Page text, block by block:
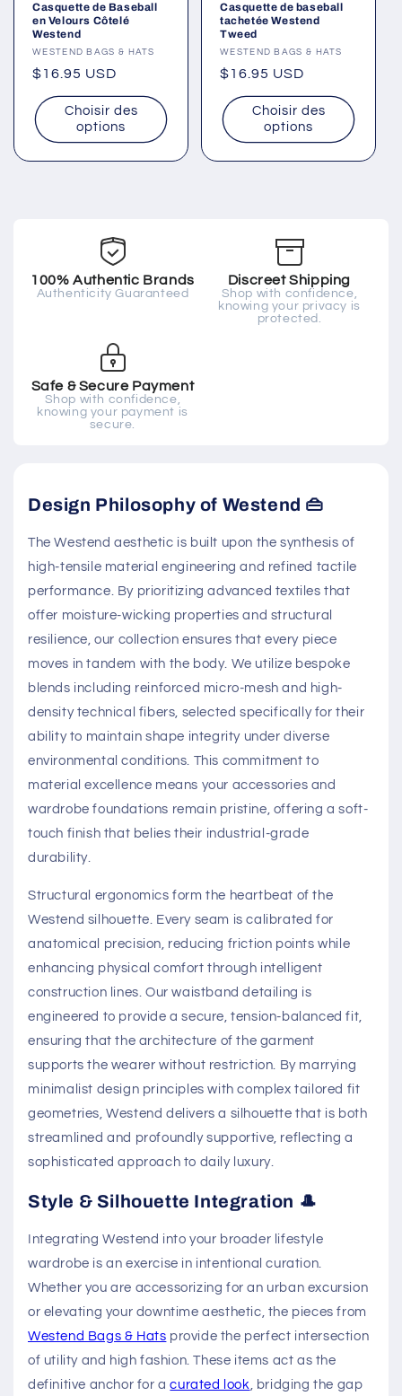
Casquette de Baseball
en Velours Côtelé
Westend
Fournisseur :
WESTEND BAGS & HATS
Prix
habituel
$16.95 USD
Choisir des
options
Casquette de baseball
tachetée Westend
Tweed
Fournisseur :
WESTEND BAGS & HATS
Prix
habituel
$16.95 USD
Choisir des
options
100% Authentic Brands
Authenticity Guaranteed
Discreet Shipping
Shop with confidence,
knowing your privacy is
protected.
Safe & Secure Payment
Shop with confidence,
knowing your payment is
secure.
Design Philosophy of Westend 👜
The Westend aesthetic is built upon the synthesis of
high-tensile material engineering and refined tactile
performance. By prioritizing advanced textiles that
offer moisture-wicking properties and structural
resilience, our collection ensures that every piece
moves in tandem with the body. We utilize bespoke
blends including reinforced micro-mesh and high-
density technical fibers, selected specifically for their
ability to maintain shape integrity under diverse
environmental conditions. This commitment to
material excellence means your accessories and
wardrobe foundations remain pristine, offering a soft-
touch finish that belies their industrial-grade
durability.
Structural ergonomics form the heartbeat of the
Westend silhouette. Every seam is calibrated for
anatomical precision, reducing friction points while
enhancing physical comfort through intelligent
construction lines. Our waistband detailing is
engineered to provide a secure, tension-balanced fit,
ensuring that the architecture of the garment
supports the wearer without restriction. By marrying
minimalist design principles with complex tailored fit
geometries, Westend delivers a silhouette that is both
streamlined and profoundly supportive, reflecting a
sophisticated approach to daily luxury.
Style & Silhouette Integration 🎩
Integrating Westend into your broader lifestyle
wardrobe is an exercise in intentional curation.
Whether you are accessorizing for an urban excursion
or elevating your downtime aesthetic, the pieces from
Westend Bags & Hats provide the perfect intersection
of utility and high fashion. These items act as the
definitive anchor for acurated look, bridging the gap